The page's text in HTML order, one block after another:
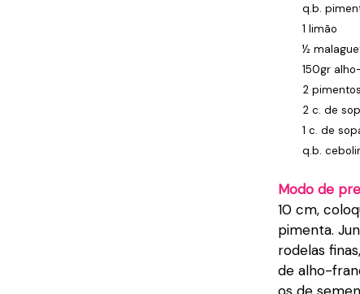
q.b.
1 limão
½
150gr
2
2 c. de
1 c. de
q.b.
Modo de
10 cm,
pimenta.
rodelas
de alho-